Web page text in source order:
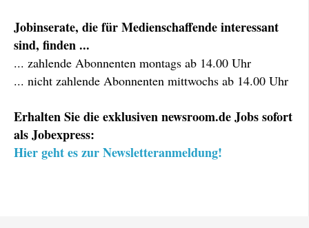
Jobinserate, die für Medienschaffende interessant
sind, finden ...
... zahlende Abonnenten montags ab 14.00 Uhr
... nicht zahlende Abonnenten mittwochs ab 14.00 Uhr
Erhalten Sie die exklusiven newsroom.de Jobs sofort
als Jobexpress:
Hier geht es zur Newsletteranmeldung!